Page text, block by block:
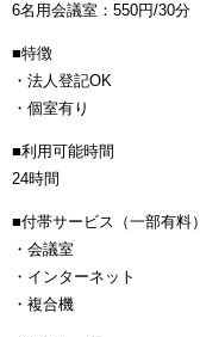
6名用会議室：550円/30分
■特徴
・法人登記OK
・個室有り
■利用可能時間
24時間
■付帯サービス（一部有料）
・会議室
・インターネット
・複合機